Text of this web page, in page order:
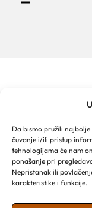
Da bismo pružili
čuvanje i/ili pristup
tehnologijama će nam
ponašanje pri
Nepristanak ili
karakteristike i funkcije.
Franjevački put 2a
Obala kralja
21 300 Makarska
Email:
Telefon: +385 21